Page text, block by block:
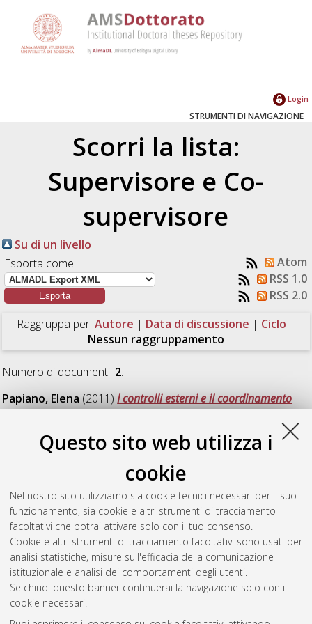
Questo sito web utilizza i
cookie
Nel nostro sito utilizziamo sia cookie tecnici necessari per il suo
funzionamento, sia cookie e altri strumenti di tracciamento
facoltativi che potrai attivare solo con il tuo consenso.
Cookie e altri strumenti di tracciamento facoltativi sono usati per
analisi statistiche, misure sull'efficacia della comunicazione
istituzionale e analisi dei comportamenti degli utenti.
Se chiudi questo banner continuerai la navigazione solo con i
cookie necessari.
Login
STRUMENTI DI NAVIGAZIONE
Scorri la lista:
Supervisore e Co-
supervisore
Su di un livello
Esporta come
Atom
RSS 1.0
RSS 2.0
Raggruppa per: Autore | Data di discussione | Ciclo |
Nessun raggruppamento
Numero di documenti: 2.
Papiano, Elena (2011)I controlli esterni e il coordinamento
della finanza pubblica, [Dissertation thesis], Alma Mater
Istituzioni, mercati e tutele: indirizzo "Diritto amministrativo"
, 23
La pianificazione territoriale di livello
provinciale nella legislazione regionale, [Dissertation thesis],
Alma Mater Studiorum Università di Bologna. Dottorato di
ricerca inDiritto pubblico, 20 Ciclo.
Questa lista e' stata generata ilFri Aug 7 20:47:10 2026 CEST
Atom